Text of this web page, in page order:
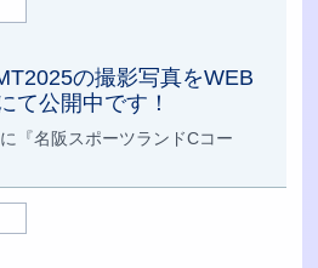
の撮影写真をWEB
て公開中です！
『名阪スポーツランドCコー